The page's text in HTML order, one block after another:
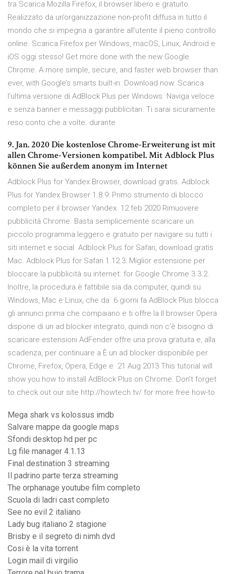
tra Scarica Mozilla Firefox, il browser libero e gratuito.
Realizzato da un’organizzazione non-profit diffusa in tutto il
mondo che si impegna a garantire all’utente il pieno controllo
online. Scarica Firefox per Windows, macOS, Linux, Android e
iOS oggi stesso! Get more done with the new Google
Chrome. A more simple, secure, and faster web browser than
ever, with Google’s smarts built-in. Download now. Scarica
l'ultima versione di AdBlock Plus per Windows. Naviga veloce
e senza banner e messaggi pubblicitari. Ti sarai sicuramente
reso conto che a volte. durante
9. Jan. 2020 Die kostenlose Chrome-Erweiterung ist mit
allen Chrome-Versionen kompatibel. Mit Adblock Plus
können Sie außerdem anonym im Internet
Adblock Plus for Yandex Browser, download gratis. Adblock
Plus for Yandex Browser 1.8.9: Primo strumento di blocco
completo per il browser Yandex. 12 feb 2020 Rimuovere
pubblicità Chrome. Basta semplicemente scaricare un
piccolo programma leggero e gratuito per navigare su tutti i
siti internet e social Adblock Plus for Safari, download gratis
Mac. Adblock Plus for Safari 1.12.3: Miglior estensione per
bloccare la pubblicità su internet. for Google Chrome 3.3.2.
Inoltre, la procedura è fattibile sia da computer, quindi su
Windows, Mac e Linux, che da 6 giorni fa AdBlock Plus blocca
gli annunci prima che compaiano e ti offre la Il browser Opera
dispone di un ad blocker integrato, quindi non c'è bisogno di
scaricare estensioni AdFender offre una prova gratuita e, alla
scadenza, per continuare a È un ad blocker disponibile per
Chrome, Firefox, Opera, Edge e 21 Aug 2013 This tutorial will
show you how to install AdBlock Plus on Chrome. Don't forget
to check out our site http://howtech.tv/ for more free how-to
Mega shark vs kolossus imdb
Salvare mappe da google maps
Sfondi desktop hd per pc
Lg file manager 4.1.13
Final destination 3 streaming
Il padrino parte terza streaming
The orphanage youtube film completo
Scuola di ladri cast completo
See no evil 2 italiano
Lady bug italiano 2 stagione
Brisby e il segreto di nimh dvd
Cosi è la vita torrent
Login mail di virgilio